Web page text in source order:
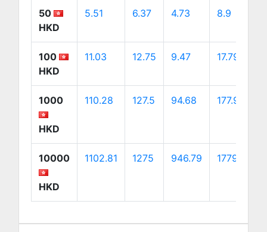
50
HKD
5.51 6.37 4.73 8.9
100
HKD
11.03 12.75 9.47 17.79
1000
HKD
110.28 127.5 94.68 177.92
10000
HKD
1102.81 1275 946.79 1779.2